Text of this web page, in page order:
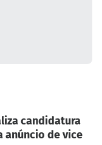
candidatura
anúncio de vice